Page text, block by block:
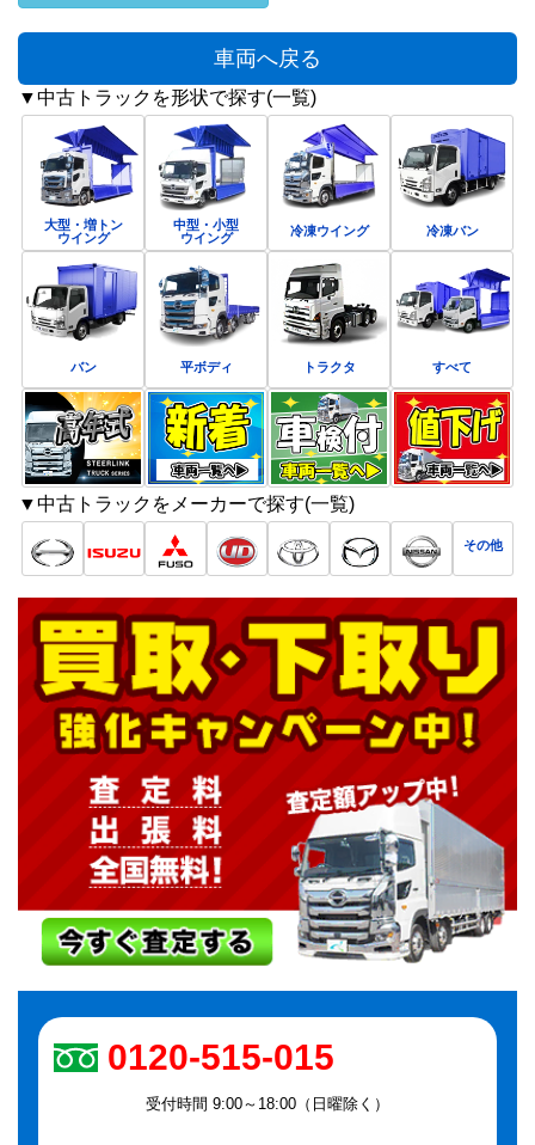
車両へ戻る
▼中古トラックを形状で探す(一覧)
大型・増トン
ウイング
中型・小型
ウイング
冷凍ウイング 冷凍バン
バン 平ボディ トラクタ すべて
▼中古トラックをメーカーで探す(一覧)
その他
0120-515-015
受付時間 9:00～18:00（日曜除く）